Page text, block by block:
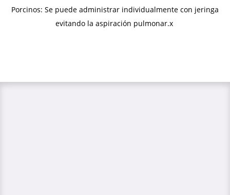
Porcinos: Se puede administrar individualmente con jeringa
evitando la aspiración pulmonar.x